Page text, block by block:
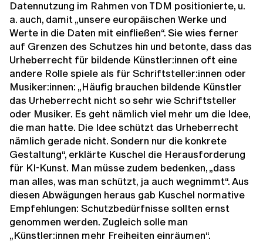
Datennutzung im Rahmen von TDM positionierte, u.
a. auch, damit „unsere europäischen Werke und
Werte in die Daten mit einfließen“. Sie wies ferner
auf Grenzen des Schutzes hin und betonte, dass das
Urheberrecht für bildende Künstler:innen oft eine
andere Rolle spiele als für Schriftsteller:innen oder
Musiker:innen: „Häufig brauchen bildende Künstler
das Urheberrecht nicht so sehr wie Schriftsteller
oder Musiker. Es geht nämlich viel mehr um die Idee,
die man hatte. Die Idee schützt das Urheberrecht
nämlich gerade nicht. Sondern nur die konkrete
Gestaltung“, erklärte Kuschel die Herausforderung
für KI-Kunst. Man müsse zudem bedenken, „dass
man alles, was man schützt, ja auch wegnimmt“. Aus
diesen Abwägungen heraus gab Kuschel normative
Empfehlungen: Schutzbedürfnisse sollten ernst
genommen werden. Zugleich solle man
„Künstler:innen mehr Freiheiten einräumen“.